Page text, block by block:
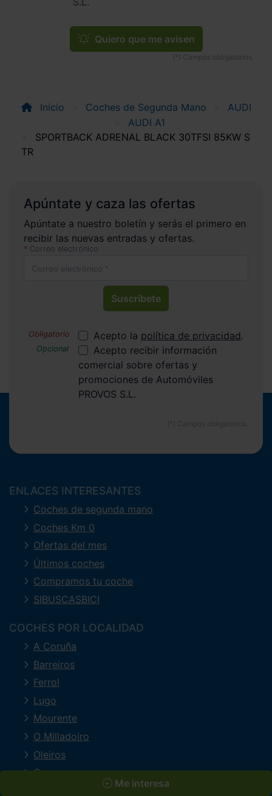
Quiero que me avisen
Me interesa
Inicio Coches de Segunda Mano
AUDI
AUDI A1
SPORTBACK ADRENAL BLACK 30TFSI 85KW S
TR
Apúntate y caza las ofertas
Apúntate a nuestro boletín y serás el primero en
recibir las nuevas entradas y ofertas.
Correo electrónico
Suscríbete
Acepto la política de privacidad.
Acepto recibir información
comercial sobre ofertas y
promociones de Automóviles
PROVOS S.L.
ENLACES INTERESANTES
Coches de segunda mano
Coches Km 0
Ofertas del mes
Últimos coches
Compramos tu coche
SIBUSCASBICI
COCHES POR LOCALIDAD
A Coruña
Barreiros
Ferrol
Lugo
Mourente
O Milladoiro
Oleiros
Ourense